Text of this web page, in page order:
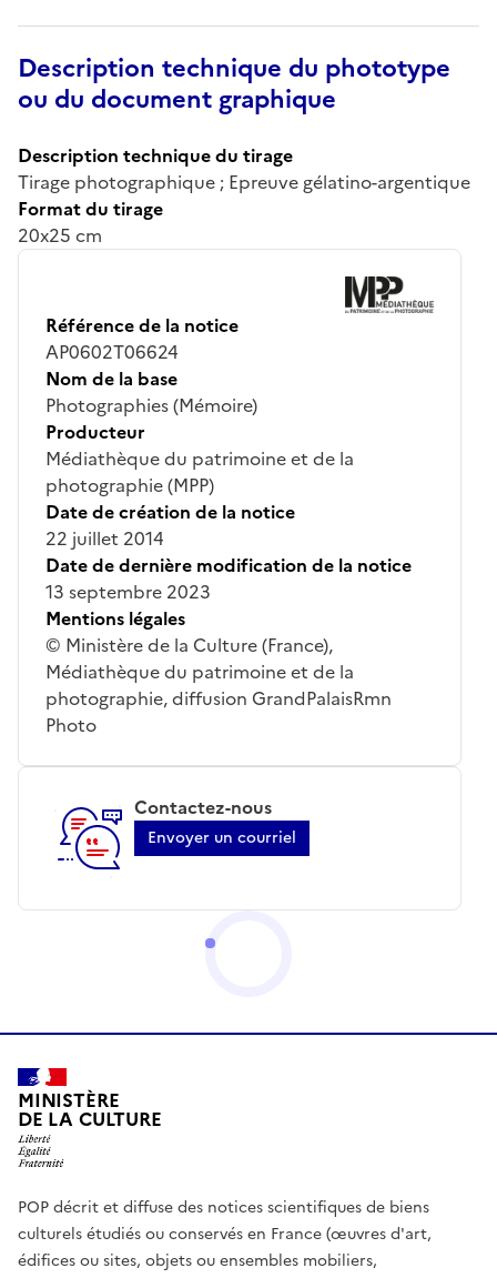
Description technique du phototype
ou du document graphique
Description technique du tirage
Tirage photographique ; Epreuve gélatino-argentique
Format du tirage
20x25 cm
Référence de la notice
AP0602T06624
Nom de la base
Photographies (Mémoire)
Producteur
Médiathèque du patrimoine et de la
photographie (MPP)
Date de création de la notice
22 juillet 2014
Date de dernière modification de la notice
13 septembre 2023
Mentions légales
© Ministère de la Culture (France),
Médiathèque du patrimoine et de la
photographie, diffusion GrandPalaisRmn
Photo
Contactez-nous
Envoyer un courriel
MINISTÈRE
DE LA CULTURE
POP décrit et diffuse des notices scientifiques de biens
culturels étudiés ou conservés en France (œuvres d'art,
édifices ou sites, objets ou ensembles mobiliers,